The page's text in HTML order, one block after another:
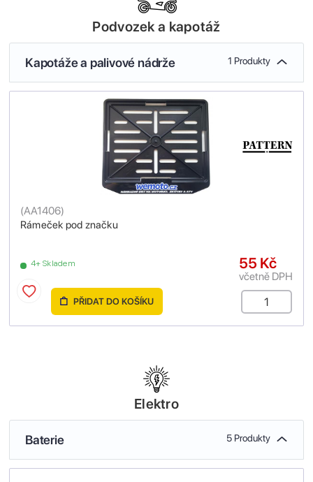
Podvozek a kapotáž
Kapotáže a palivové nádrže 1 Produkty
Rámeček pod značku
(AA1406)
4+ Skladem 55 Kč
včetně DPH
PŘIDAT DO KOŠÍKU
Elektro
Baterie 5 Produkty